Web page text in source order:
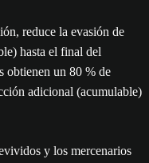
reduce la evasión de
hasta el final del
obtienen un 80 % de
adicional (acumulable)
y los mercenarios